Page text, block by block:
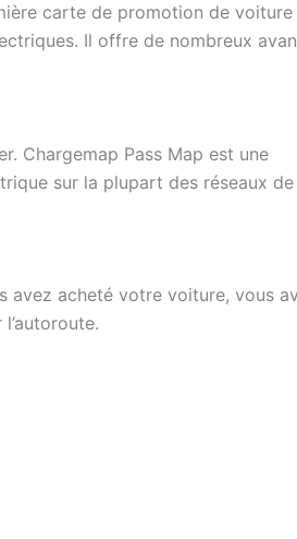
carte de promotion de voiture
Il offre de nombreux
Chargemap Pass Map est une
sur la plupart des réseaux de
avez acheté votre voiture, vous